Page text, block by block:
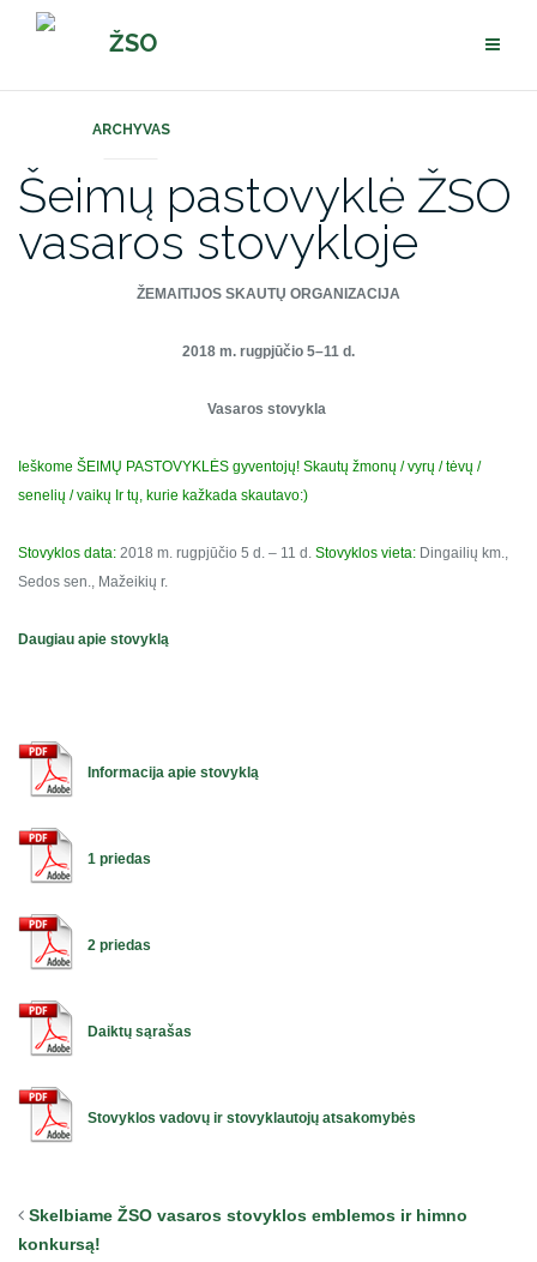
Pereiti
ŽSO
ARCHYVAS
Šeimų pastovyklė ŽSO
vasaros stovykloje
ŽEMAITIJOS SKAUTŲ ORGANIZACIJA
2018 m. rugpjūčio 5–11 d.
Vasaros stovykla
Ieškome ŠEIMŲ PASTOVYKLĖS gyventojų! Skautų žmonų / vyrų / tėvų /
senelių / vaikų Ir tų, kurie kažkada skautavo:)
Stovyklos data: 2018 m. rugpjūčio 5 d. – 11 d. Stovyklos vieta: Dingailių km.,
Sedos sen., Mažeikių r.
Daugiau apie stovyklą
Informacija apie stovyklą
1 priedas
2 priedas
Daiktų sąrašas
Stovyklos vadovų ir stovyklautojų atsakomybės
Skelbiame ŽSO vasaros stovyklos emblemos ir himno
konkursą!